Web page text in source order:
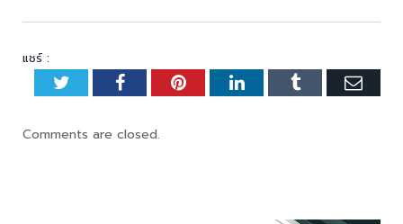
แชร์ :
TwitterFacebookPinterestLinkedInTumblr
Comments are closed.